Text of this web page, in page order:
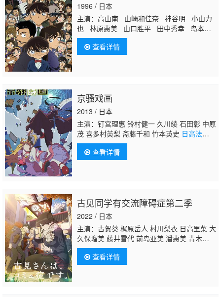
1996 / 日本
主演：高山南 山崎和佳奈 神谷明 小山力
也 林原惠美 山口胜平 田中秀幸 岛本须
美 绪方贤一 堀川亮 松井菜樱子 宫村优
子 岩居由希子 大谷育江 高木涉 高岛雅
罗 堀之纪 立木文彦 小山茉美 三石琴乃
查看详情
京骚戏画
2013 / 日本
主演：钉宫理惠 铃村健一 久川绫 石田彰 中原
茂 喜多村英梨 斋藤千和 竹本英史 日高法
子白石凉子 矢尾一树
查看详情
古见同学有交流障碍症第二季
2022 / 日本
主演：古贺葵 梶原岳人 村川梨衣 日高里菜 大
久保瑠美 藤井雪代 前岛亚美 潘惠美 青木瑠璃
子 森山由梨佳 赤羽根健治 佐藤悠雅 小野贤
章 布里德卡特·塞拉·惠美 井上喜久子 星野充
昭 榎木淳弥 内田真礼 神尾晋一郎 三浦胜
查看详情